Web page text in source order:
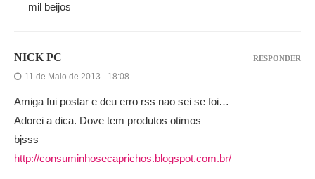
mil beijos
NICK PC
11 de Maio de 2013 - 18:08
Amiga fui postar e deu erro rss nao sei se foi…
Adorei a dica. Dove tem produtos otimos
bjsss
http://consuminhosecaprichos.blogspot.com.br/
RESPONDER